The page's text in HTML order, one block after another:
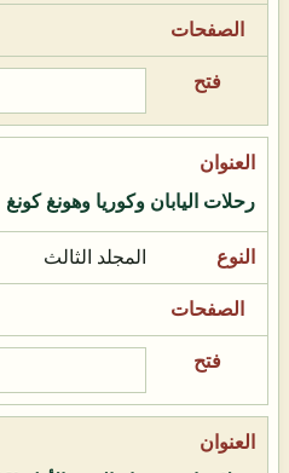
رحلات اليابان وكوريا وهونغ كونغ
المجلد الثالث